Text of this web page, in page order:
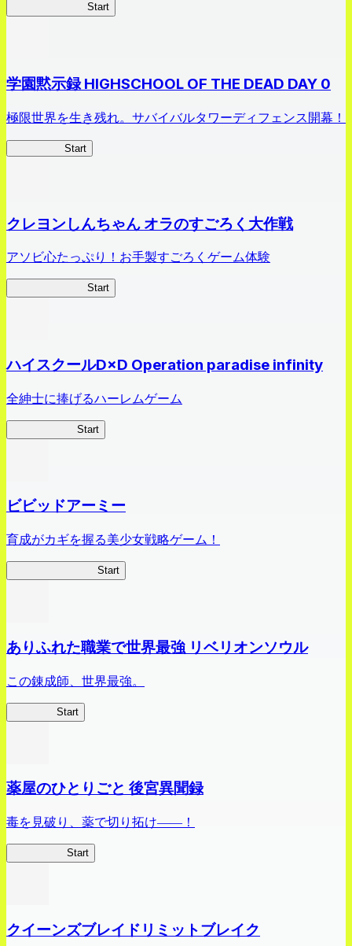
Start
学園黙示録 HIGHSCHOOL OF THE DEAD DAY 0
極限世界を生き残れ。サバイバルタワーディフェンス開幕！
Start
クレヨンしんちゃん オラのすごろく大作戦
アソビ心たっぷり！お手製すごろくゲーム体験
Start
ハイスクールD×D Operation paradise infinity
全紳士に捧げるハーレムゲーム
Start
ビビッドアーミー
育成がカギを握る美少女戦略ゲーム！
Start
ありふれた職業で世界最強 リベリオンソウル
この錬成師、世界最強。
Start
薬屋のひとりごと 後宮異聞録
毒を見破り、薬で切り拓け――！
Start
クイーンズブレイドリミットブレイク